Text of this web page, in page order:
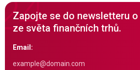
Zapojte se do newsletteru
ze světa finančních trhů.
Email: